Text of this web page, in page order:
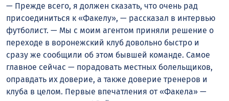
— Прежде всего, я должен сказать, что очень рад
присоединиться к «Факелу», — рассказал в интервью
футболист. — Мы с моим агентом приняли решение о
переходе в воронежский клуб довольно быстро и
сразу же сообщили об этом бывшей команде. Самое
главное сейчас — порадовать местных болельщиков,
оправдать их доверие, а также доверие тренеров и
клуба в целом. Первые впечатления от «Факела» —